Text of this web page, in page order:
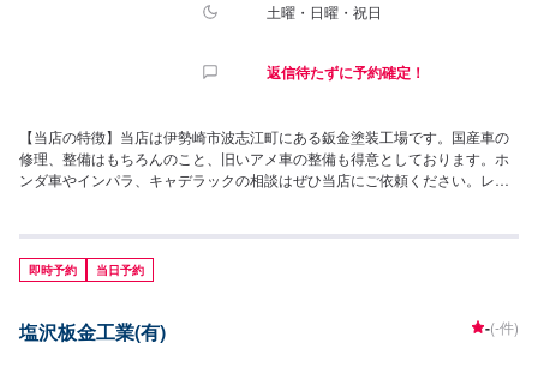
土曜・日曜・祝日
返信待たずに予約確定！
【当店の特徴】当店は伊勢崎市波志江町にある鈑金塗装工場です。国産車の
修理、整備はもちろんのこと、旧いアメ車の整備も得意としております。ホ
ンダ車やインパラ、キャデラックの相談はぜひ当店にご依頼ください。レス
店は県道74号線沿い、波志江町交差点近くにございます。近くには「ローソ
ン波志江店」様があります。
即時予約 当日予約
塩沢板金工業(有) -(-件)